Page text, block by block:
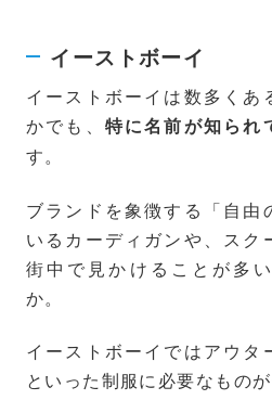
イーストボーイ
イーストボーイは数多くあ
かでも、 特に名前が知られ
す。
ブランドを象徴する「自由
いるカーディガンや、スク
街中で見かけることが多
か。
イーストボーイではアウタ
といった制服に必要なもの